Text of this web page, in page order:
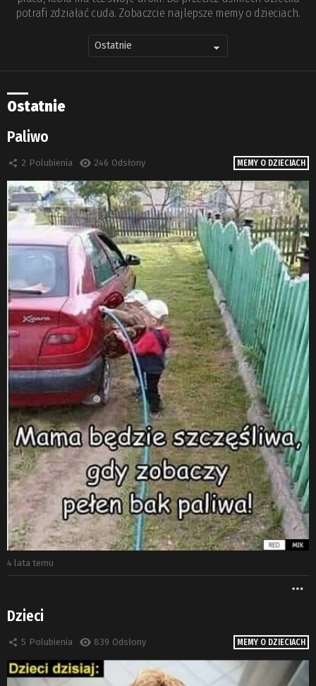
potrafi zdziałać cuda. Zobaczcie najlepsze memy o dzieciach.
Ostatnie
MEMY O DZIECIACH
Paliwo
2 Polubienia 246 Odsłony
4 lata temu
MEMY O DZIECIACH
Dzieci
5 Polubienia 839 Odsłony